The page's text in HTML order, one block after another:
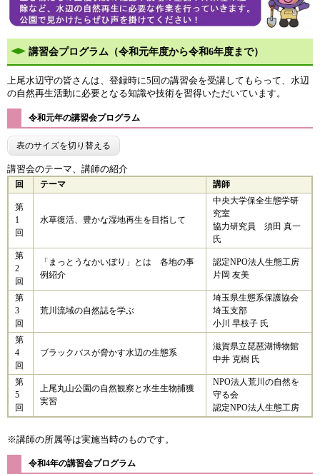
講習会プログラム（令和元年度から令和6年度まで）
上尾水辺守の皆さんは、登録時に5回の講習会を受講してもらって、水辺
の自然再生活動に必要となる知識や技術を習得いただいています。
令和元年の講習会プログラム
表のサイズを切り替える
講習会のテーマ、講師の紹介
回 テーマ 講師
第
1
回
水草復活、豊かな湿地再生を目指して
中央大学保全生態学研
究室
協力研究員 須田 真一
氏
第
2
回
「まっとうなかいぼり」とは 各地の事
例紹介
認定NPO法人生態工房
片岡 友美​
第
3
回
荒川流域の自然誌を学ぶ
埼玉県生態系保護協会
埼玉支部
小川 早枝子 氏
第
4
回
ブラックバスが脅かす水辺の生態系
滋賀県立琵琶湖博物館
中井 克樹 氏​
第
5
回
上尾丸山公園の自然観察と水生生物捕獲
実習
NPO法人荒川の自然を
守る会
認定NPO法人生態工房
※講師の所属等は実施当時のものです。
令和4年の講習会プログラム